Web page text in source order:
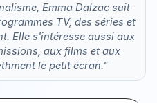
Emma Dalzac suit
TV, des séries et
Elle s'intéresse aussi aux
aux films et aux
le petit écran."